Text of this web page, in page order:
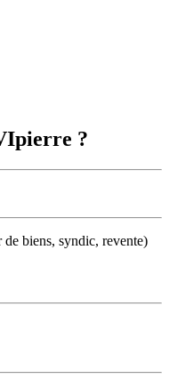
?
biens, syndic, revente)